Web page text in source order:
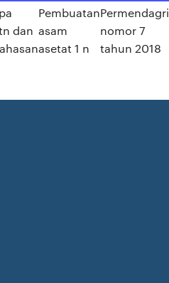
dan
Pembuatan
asam
asetat 1 n
Permendagri
nomor 7
tahun 2018